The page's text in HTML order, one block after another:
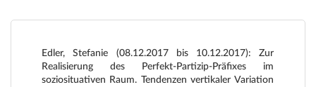
Edler, Stefanie (08.12.2017 bis 10.12.2017): Zur
Realisierung des Perfekt-Partizip-Präfixes im
soziosituativen Raum. Tendenzen vertikaler Variation